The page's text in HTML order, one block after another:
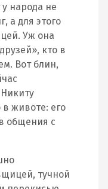
у народа не
а для этого
Уж она
кто в
Вот блин,
животе: его
общения с
тучной